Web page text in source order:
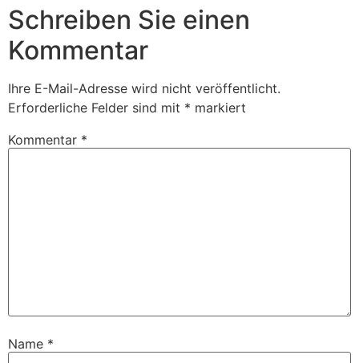
Schreiben Sie einen
Kommentar
Ihre E-Mail-Adresse wird nicht veröffentlicht.
Erforderliche Felder sind mit * markiert
Kommentar *
Name *